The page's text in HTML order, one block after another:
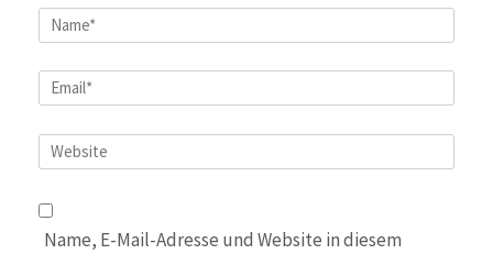
Name*
Email*
Website
Name, E-Mail-Adresse und Website in diesem